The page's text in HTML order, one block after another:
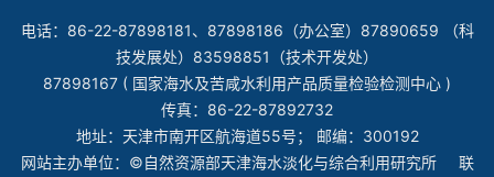
电话：86-22-87898181、87898186（办公室）87890659 （科
技发展处）83598851（技术开发处）
87898167 ( 国家海水及苦咸水利用产品质量检验检测中心 )
传真：86-22-87892732
地址：天津市南开区航海道55号； 邮编：300192
网站主办单位：©自然资源部天津海水淡化与综合利用研究所 联